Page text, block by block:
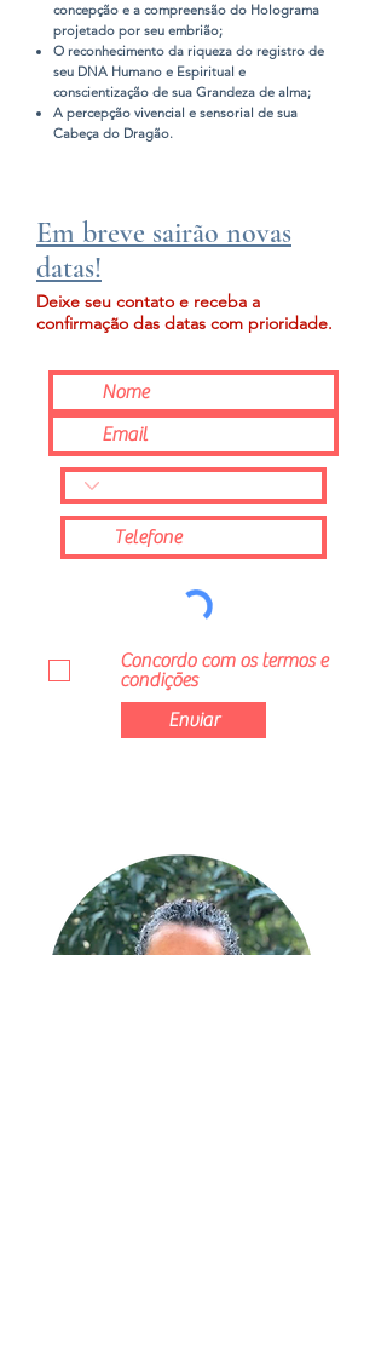
concepção e a compreensão do Holograma
projetado por seu embrião;
O reconhecimento da riqueza do registro de
seu DNA Humano e Espiritual e
conscientização de sua Grandeza de alma;
A percepção vivencial e sensorial de sua
Cabeça do Dragão.
Em breve sairão novas
datas!
Deixe seu contato e receba a
confirmação das datas com prioridade.
Concordo com os termos e
condições
Enviar